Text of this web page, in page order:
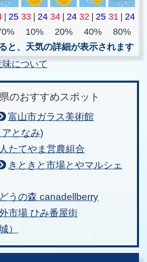
| 25 33 | 24 34 | 24 32 | 25 31 | 24
10% 20% 40%
80%
と、天気の詳細が表示されます
について
のおすすめスポット
富山市ガラス美術館
となみ)
たてやま営農組合
きときと市場とやマルシェ
うの森 canadellberry
市場 ひみ番屋街
）